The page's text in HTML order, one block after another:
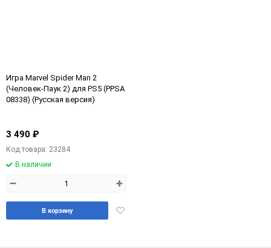
Игра Marvel Spider Man 2
(Человек-Паук 2) для PS5 (PPSA
08338) (Русская версия)
3 490 ₽
Код товара: 23284
В наличии
– +
Добавить
В корзину